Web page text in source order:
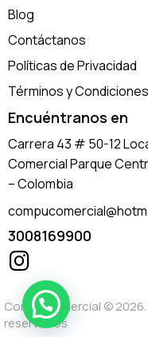
Blog
Contáctanos
Políticas de Privacidad
Términos y Condiciones
Encuéntranos en
Carrera 43 # 50-12
Comercial Parque
– Colombia
3008169900
Compucomercial ©
reservados